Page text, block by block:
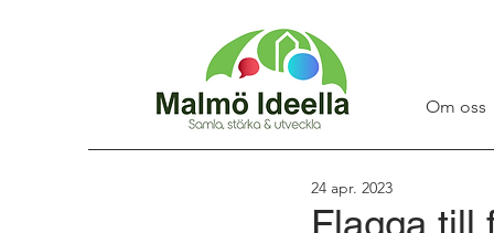
Om oss
Flagga till
24 apr. 2023